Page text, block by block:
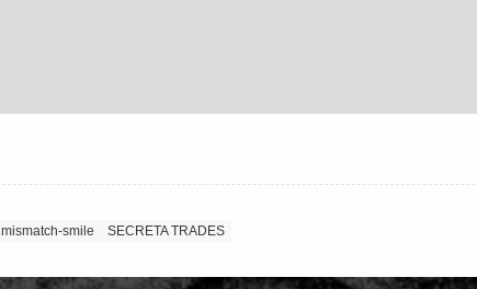
mismatch-smile SECRETA TRADES